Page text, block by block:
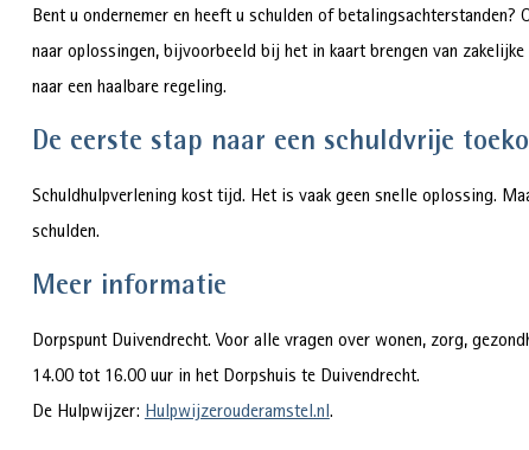
Bent u ondernemer en heeft u schulden of
naar oplossingen, bijvoorbeeld bij het in kaart brengen van
naar een haalbare regeling.
De eerste stap naar een schuldvrije
Schuldhulpverlening kost tijd. Het is vaak geen snelle oplossing.
schulden.
Meer informatie
Dorpspunt Duivendrecht. Voor alle vragen over wonen, zorg,
14.00 tot 16.00 uur in het Dorpshuis te Duivendrecht.
De Hulpwijzer: Hulpwijzerouderamstel.nl.